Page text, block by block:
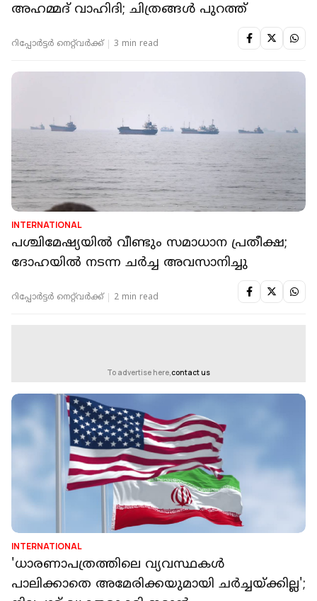
അഹമ്മദ് വാഹിദി; ചിത്രങ്ങള്‍ പുറത്ത്
റിപ്പോർട്ടർ നെറ്റ്‌വര്‍ക്ക്‌ 3 min read
INTERNATIONAL
പശ്ചിമേഷ്യയില്‍ വീണ്ടും സമാധാന പ്രതീക്ഷ;
ദോഹയില്‍ നടന്ന ചര്‍ച്ച അവസാനിച്ചു
റിപ്പോർട്ടർ നെറ്റ്‌വര്‍ക്ക്‌ 2 min read
To advertise here, contact us
INTERNATIONAL
'ധാരണാപത്രത്തിലെ വ്യവസ്ഥകള്‍
പാലിക്കാതെ അമേരിക്കയുമായി ചര്‍ച്ചയ്ക്കില്ല';